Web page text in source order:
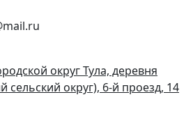
округ Тула, деревня
сельский округ), 6-й проезд, 14